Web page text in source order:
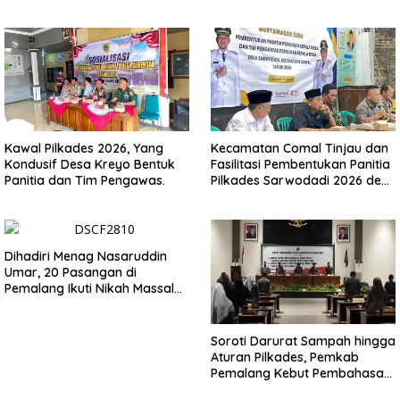
Kawal Pilkades 2026, Yang
Kondusif Desa Kreyo Bentuk
Panitia dan Tim Pengawas.
Kecamatan Comal Tinjau dan
Fasilitasi Pembentukan Panitia
Pilkades Sarwodadi 2026 demi
Dihadiri Menag Nasaruddin
Umar, 20 Pasangan di
Pemalang Ikuti Nikah Massal
Soroti Darurat Sampah hingga
Aturan Pilkades, Pemkab
Pemalang Kebut Pembahasan